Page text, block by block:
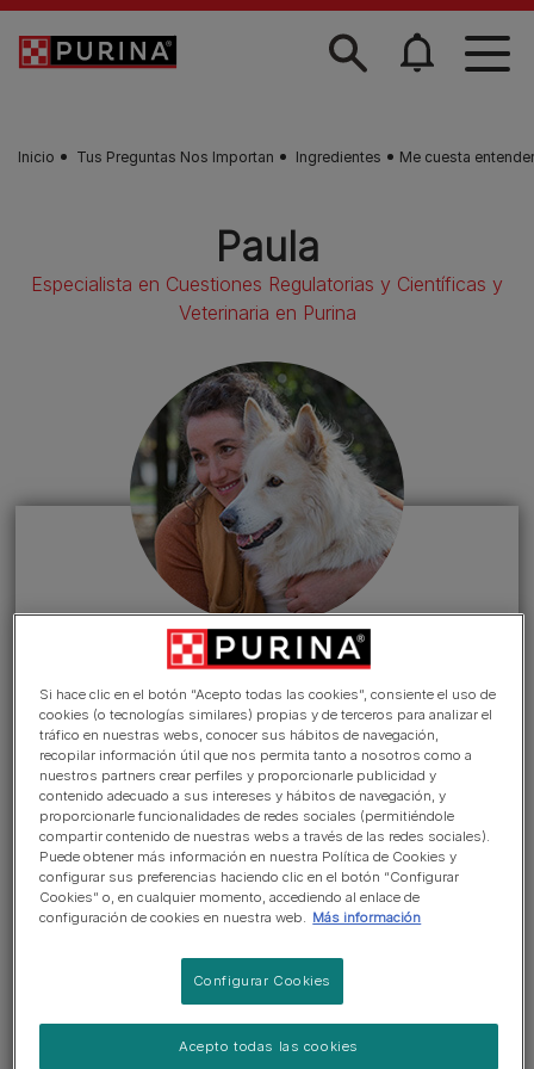
Skip to main content
Inicio Tus Preguntas Nos Importan Ingredientes Me cuesta
Paula
Especialista en Cuestiones Regulatorias y Científicas y
Veterinaria en Purina
INGREDIENTES
Ir a la sección >
Las etiquetas de la comida para
mascotas contienen mucha
información. Saber leer y
entender la información que
contienen te ayudará a
comprender qué hay en la
comida de tu perro o gato y por
qué. Las normas de etiquetado
del alimento para mascotas
Si hace clic en el botón “Acepto todas las cookies”, consiente el uso de
cookies (o tecnologías similares) propias y de terceros para analizar el
tráfico en nuestras webs, conocer sus hábitos de navegación,
recopilar información útil que nos permita tanto a nosotros como a
nuestros partners crear perfiles y proporcionarle publicidad y
contenido adecuado a sus intereses y hábitos de navegación, y
proporcionarle funcionalidades de redes sociales (permitiéndole
compartir contenido de nuestras webs a través de las redes sociales).
Puede obtener más información en nuestra Política de Cookies y
configurar sus preferencias haciendo clic en el botón “Configurar
Cookies” o, en cualquier momento, accediendo al enlace de
configuración de cookies en nuestra web. Más información
Configurar Cookies
Acepto todas las cookies